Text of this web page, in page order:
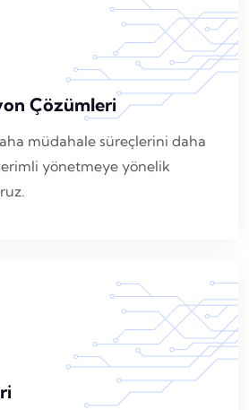
Çözümleri
müdahale süreçlerini daha
yönetmeye yönelik